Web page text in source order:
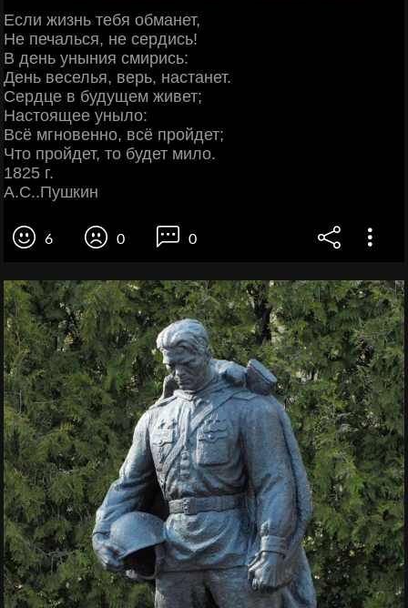
Если жизнь тебя обманет,
Не печалься, не сердись!
В день уныния смирись:
День веселья, верь, настанет.
Сердце в будущем живет;
Настоящее уныло:
Всё мгновенно, всё пройдет;
Что пройдет, то будет мило.
1825 г.
А.С..Пушкин
6 0 0